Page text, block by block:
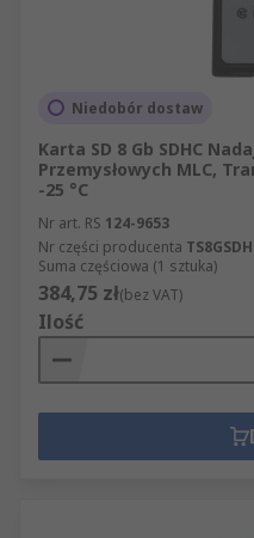
Niedobór dostaw
Karta SD 8 Gb SDHC
Przemysłowych MLC,
-25 °C
Nr art. RS 124-9653
Nr części producenta
Suma częściowa (1 sztuka)
384,75 zł(bez VAT)
Ilość